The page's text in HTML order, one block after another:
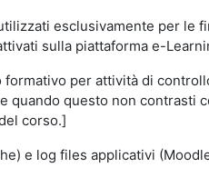
esclusivamente per le
sulla piattaforma e-
per attività di
questo non
corso.]
e log files applicativi